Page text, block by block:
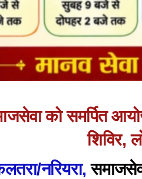
को समर्पित
शिविर,
नरियरा,